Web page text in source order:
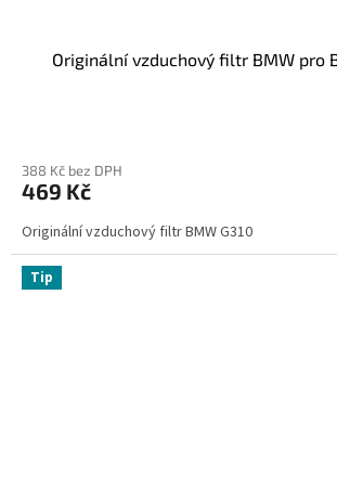
Originální vzduchový filtr BMW pro
388 Kč bez DPH
469 Kč
Originální vzduchový filtr BMW G310
Tip